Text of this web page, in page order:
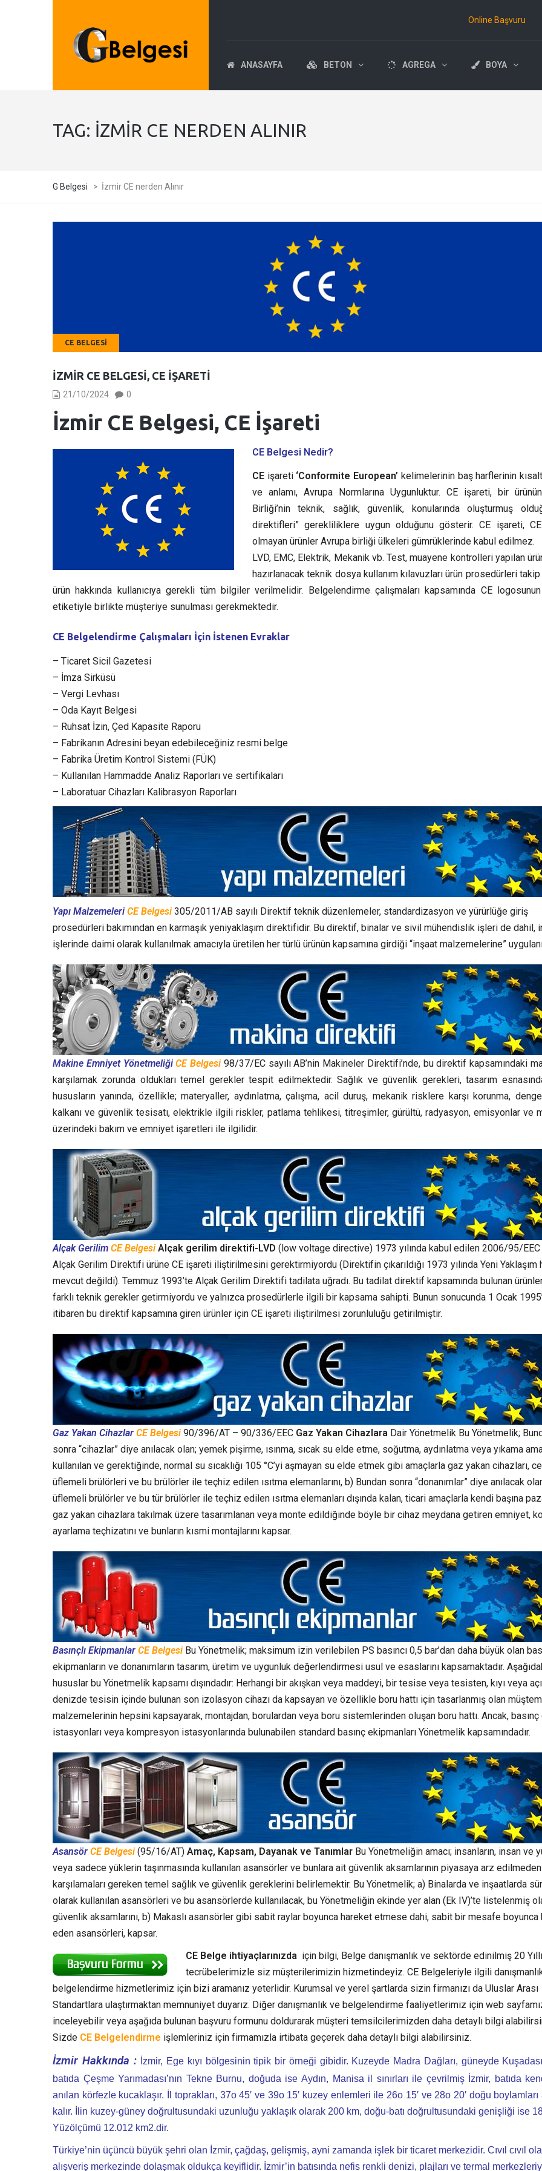
Online Başvuru
ANASAYFA BETON AGREGA BOYA
TAG: İZMIR CE NERDEN ALINIR
G Belgesi > İzmir CE nerden Alınır
CE BELGESI
İZMIR CE BELGESI, CE İŞARETI
21/10/2024 0
İzmir CE Belgesi, CE İşareti
CE Belgesi Nedir?
CE işareti ‘Conformite European’ kelimelerinin baş harflerinin
ve anlamı, Avrupa Normlarına Uygunluktur. CE işareti, bir
Birliği’nin teknik, sağlık, güvenlik, konularında oluşturmuş
direktifleri” gerekliliklere uygun olduğunu gösterir. CE işareti,
olmayan ürünler Avrupa birliği ülkeleri gümrüklerinde kabul edilmez.
LVD, EMC, Elektrik, Mekanik vb. Test, muayene kontrolleri yapılan
hazırlanacak teknik dosya kullanım kılavuzları ürün prosedürleri
ürün hakkında kullanıcıya gerekli tüm bilgiler verilmelidir. Belgelendirme çalışmaları kapsamında CE
etiketiyle birlikte müşteriye sunulması gerekmektedir.
CE Belgelendirme Çalışmaları İçin İstenen Evraklar
– Ticaret Sicil Gazetesi
– İmza Sirküsü
– Vergi Levhası
– Oda Kayıt Belgesi
– Ruhsat İzin, Çed Kapasite Raporu
– Fabrikanın Adresini beyan edebileceğiniz resmi belge
– Fabrika Üretim Kontrol Sistemi (FÜK)
– Kullanılan Hammadde Analiz Raporları ve sertifikaları
– Laboratuar Cihazları Kalibrasyon Raporları
Yapı Malzemeleri CE Belgesi 305/2011/AB sayılı Direktif teknik düzenlemeler, standardizasyon ve yürürlüğe giriş
prosedürleri bakımından en karmaşık yeniyaklaşım direktifidir. Bu direktif, binalar ve sivil mühendislik işleri de dahil,
işlerinde daimi olarak kullanılmak amacıyla üretilen her türlü ürünün kapsamına girdiği “inşaat malzemelerine”
Makine Emniyet YönetmeliğiCE Belgesi 98/37/EC sayılı AB’nin Makineler Direktifi’nde, bu direktif kapsamındaki
karşılamak zorunda oldukları temel gerekler tespit edilmektedir. Sağlık ve güvenlik gerekleri, tasarım
hususların yanında, özellikle; materyaller, aydınlatma, çalışma, acil duruş, mekanik risklere karşı korunma,
kalkanı ve güvenlik tesisatı, elektrikle ilgili riskler, patlama tehlikesi, titreşimler, gürültü, radyasyon, emisyonlar ve
üzerindeki bakım ve emniyet işaretleri ile ilgilidir.
Alçak Gerilim CE Belgesi Alçak gerilim direktifi-LVD (low voltage directive) 1973 yılında kabul edilen 2006/95/EEC
Alçak Gerilim Direktifi ürüne CE işareti iliştirilmesini gerektirmiyordu (Direktifin çıkarıldığı 1973 yılında Yeni Yaklaşım
mevcut değildi). Temmuz 1993’te Alçak Gerilim Direktifi tadilata uğradı. Bu tadilat direktif kapsamında bulunan
farklı teknik gerekler getirmiyordu ve yalnızca prosedürlerle ilgili bir kapsama sahipti. Bunun sonucunda 1 Ocak
itibaren bu direktif kapsamına giren ürünler için CE işareti iliştirilmesi zorunluluğu getirilmiştir.
Gaz Yakan Cihazlar CE Belgesi 90/396/AT – 90/336/EEC Gaz Yakan Cihazlara Dair Yönetmelik Bu Yönetmelik;
sonra “cihazlar” diye anılacak olan; yemek pişirme, ısınma, sıcak su elde etme, soğutma, aydınlatma veya yıkama
kullanılan ve gerektiğinde, normal su sıcaklığı 105 °C’yi aşmayan su elde etmek gibi amaçlarla gaz yakan cihazları,
üflemeli brülörleri ve bu brülörler ile teçhiz edilen ısıtma elemanlarını, b) Bundan sonra “donanımlar” diye anılacak
üflemeli brülörler ve bu tür brülörler ile teçhiz edilen ısıtma elemanları dışında kalan, ticari amaçlarla kendi başına
gaz yakan cihazlara takılmak üzere tasarımlanan veya monte edildiğinde böyle bir cihaz meydana getiren emniyet,
ayarlama teçhizatını ve bunların kısmi montajlarını kapsar.
Basınçlı Ekipmanlar CE Belgesi Bu Yönetmelik; maksimum izin verilebilen PS basıncı 0,5 bar’dan daha büyük olan
ekipmanların ve donanımların tasarım, üretim ve uygunluk değerlendirmesi usul ve esaslarını kapsamaktadır.
hususlar bu Yönetmelik kapsamı dışındadır: Herhangi bir akışkan veya maddeyi, bir tesise veya tesisten, kıyı veya
denizde tesisin içinde bulunan son izolasyon cihazı da kapsayan ve özellikle boru hattı için tasarlanmış olan
malzemelerinin hepsini kapsayarak, montajdan, borulardan veya boru sistemlerinden oluşan boru hattı. Ancak, basınç
istasyonları veya kompresyon istasyonlarında bulunabilen standard basınç ekipmanları Yönetmelik kapsamındadır.
Asansör CE Belgesi (95/16/AT) Amaç, Kapsam, Dayanak ve Tanımlar Bu Yönetmeliğin amacı; insanların, insan ve
veya sadece yüklerin taşınmasında kullanılan asansörler ve bunlara ait güvenlik aksamlarının piyasaya arz
karşılamaları gereken temel sağlık ve güvenlik gereklerini belirlemektir. Bu Yönetmelik; a) Binalarda ve inşaatlarda
olarak kullanılan asansörleri ve bu asansörlerde kullanılacak, bu Yönetmeliğin ekinde yer alan (Ek IV)’te listelenmiş
güvenlik aksamlarını, b) Makaslı asansörler gibi sabit raylar boyunca hareket etmese dahi, sabit bir mesafe boyunca
eden asansörleri, kapsar.
CE Belge ihtiyaçlarınızda için bilgi, Belge danışmanlık ve sektörde edinilmiş 20
tecrübelerimizle siz müşterilerimizin hizmetindeyiz. CE Belgeleriyle ilgili
belgelendirme hizmetlerimiz için bizi aramanız yeterlidir. Kurumsal ve yerel şartlarda sizin firmanızı da Uluslar Arası
Standartlara ulaştırmaktan memnuniyet duyarız. Diğer danışmanlık ve belgelendirme faaliyetlerimiz için web
inceleyebilir veya aşağıda bulunan başvuru formunu doldurarak müşteri temsilcilerimizden daha detaylı bilgi
Sizde CE Belgelendirme işlemleriniz için firmamızla irtibata geçerek daha detaylı bilgi alabilirsiniz.
İzmir Hakkında :
İzmir, Ege kıyı bölgesinin tipik bir örneği gibidir. Kuzeyde Madra Dağları, güneyde
batıda Çeşme Yarımadası’nın Tekne Burnu, doğuda ise Aydın, Manisa il sınırları ile çevrilmiş İzmir, batıda
anılan körfezle kucaklaşır. İl toprakları, 37o 45′ ve 39o 15′ kuzey enlemleri ile 26o 15′ ve 28o 20′ doğu boylamları
kalır. İlin kuzey-güney doğrultusundaki uzunluğu yaklaşık olarak 200 km, doğu-batı doğrultusundaki genişliği ise
Yüzölçümü 12.012 km2.dir.
Türkiye’nin üçüncü büyük şehri olan İzmir, çağdaş, gelişmiş, ayni zamanda işlek bir ticaret merkezidir. Cıvıl cıvıl
alışveriş merkezinde dolaşmak oldukça keyiflidir. İzmir’in batısında nefis renkli denizi, plajları ve termal